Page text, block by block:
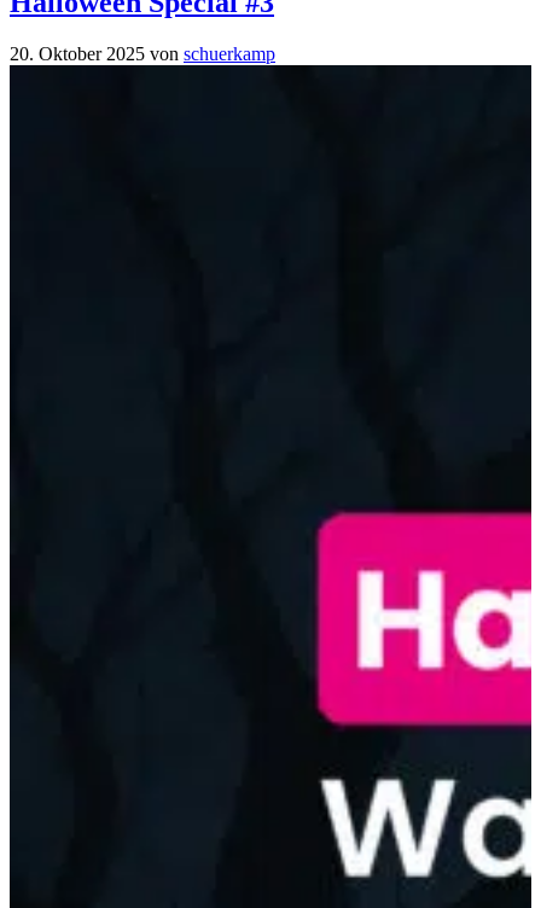
20. Oktober 2025 von schuerkamp